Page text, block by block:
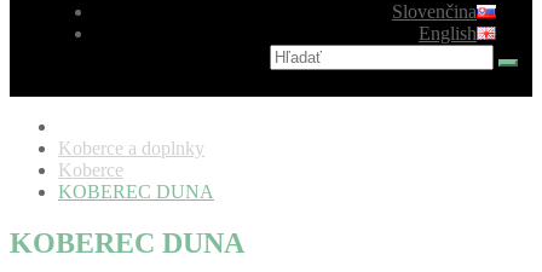
Slovenčina
English
Koberce a doplnky
Koberce
KOBEREC DUNA
KOBEREC DUNA